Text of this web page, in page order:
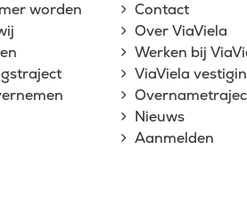
worden
Contact
Over ViaViela
Werken bij
ViaViela
Nieuws
Aanmelden